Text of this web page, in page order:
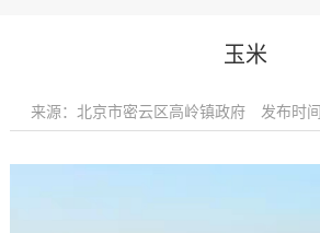
玉米
来源：北京市密云区高岭镇政府 发布时